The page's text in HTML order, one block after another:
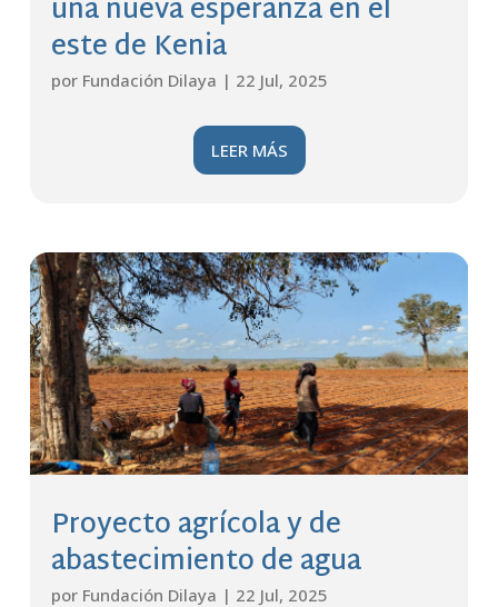
una nueva esperanza en el
este de Kenia
por Fundación Dilaya | 22 Jul, 2025
LEER MÁS
Proyecto agrícola y de
abastecimiento de agua
por Fundación Dilaya | 22 Jul, 2025